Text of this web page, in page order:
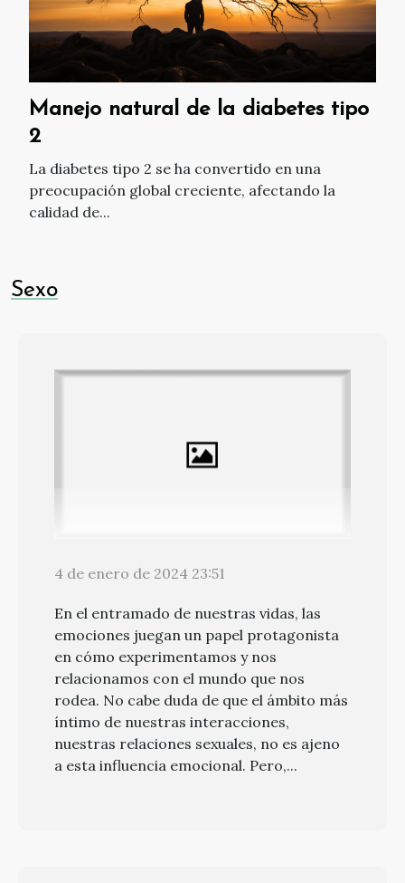
Manejo natural de la diabetes tipo
2
La diabetes tipo 2 se ha convertido en una
preocupación global creciente, afectando la
calidad de...
Sexo
4 de enero de 2024 23:51
En el entramado de nuestras vidas, las
emociones juegan un papel protagonista
en cómo experimentamos y nos
relacionamos con el mundo que nos
rodea. No cabe duda de que el ámbito más
íntimo de nuestras interacciones,
nuestras relaciones sexuales, no es ajeno
a esta influencia emocional. Pero,...